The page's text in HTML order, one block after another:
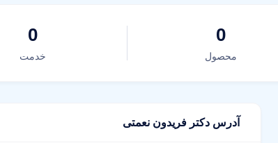
0
محصول
0
خدمت
آدرس دکتر فریدون نعمتی